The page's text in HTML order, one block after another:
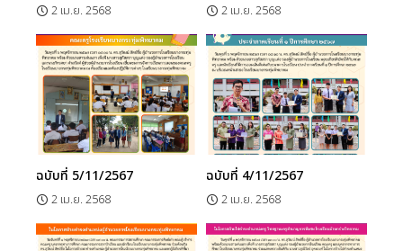
2 เม.ย. 2568 2 เม.ย. 2568
ฉบับที่ 5/11/2567
2 เม.ย. 2568
ฉบับที่ 4/11/2567
2 เม.ย. 2568